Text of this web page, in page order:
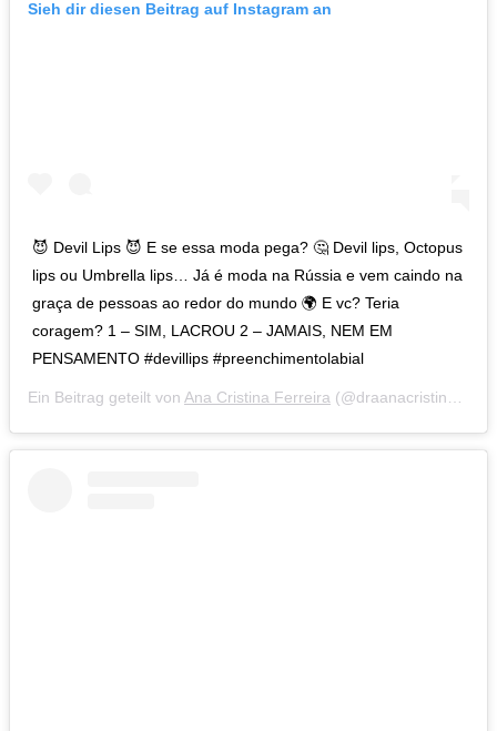
Sieh dir diesen Beitrag auf Instagram an
😈 Devil Lips 😈 E se essa moda pega? 🤔 Devil lips, Octopus
lips ou Umbrella lips… Já é moda na Rússia e vem caindo na
graça de pessoas ao redor do mundo 🌍 E vc? Teria
coragem? 1 – SIM, LACROU 2 – JAMAIS, NEM EM
PENSAMENTO #devillips #preenchimentolabial
Ein Beitrag geteilt von Ana Cristina Ferreira (@draanacristinaferreira) am